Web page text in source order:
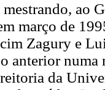
ao
março de
Zagury e
anterior
da